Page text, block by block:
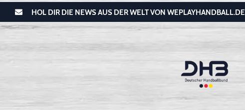
HOL DIR DIE NEWS AUS DER WELT VON WEPLAYHANDBALL.DE